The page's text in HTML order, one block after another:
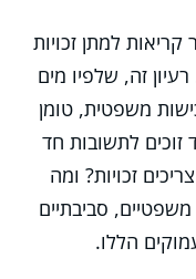
למתן זכויות
זה, שלפיו מים
משפטית, טומן
זוכים לתשובות חד
זכויות? ומה
סביבתיים
הללו.